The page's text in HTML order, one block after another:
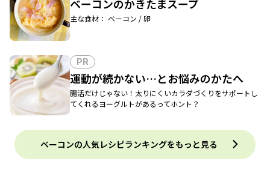
ベーコンのかきたまスープ
主な食材： ベーコン / 卵
PR
運動が続かない…とお悩みのかたへ
腸活だけじゃない！太りにくいカラダづくりをサポートし
てくれるヨーグルトがあるってホント？
ベーコンの人気レシピランキングをもっと見る